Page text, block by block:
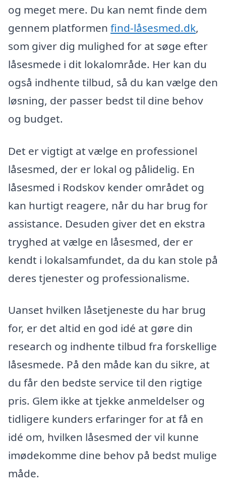
og meget mere. Du kan nemt finde dem
gennem platformen find-låsesmed.dk,
som giver dig mulighed for at søge efter
låsesmede i dit lokalområde. Her kan du
også indhente tilbud, så du kan vælge den
løsning, der passer bedst til dine behov
og budget.
Det er vigtigt at vælge en professionel
låsesmed, der er lokal og pålidelig. En
låsesmed i Rodskov kender området og
kan hurtigt reagere, når du har brug for
assistance. Desuden giver det en ekstra
tryghed at vælge en låsesmed, der er
kendt i lokalsamfundet, da du kan stole på
deres tjenester og professionalisme.
Uanset hvilken låsetjeneste du har brug
for, er det altid en god idé at gøre din
research og indhente tilbud fra forskellige
låsesmede. På den måde kan du sikre, at
du får den bedste service til den rigtige
pris. Glem ikke at tjekke anmeldelser og
tidligere kunders erfaringer for at få en
idé om, hvilken låsesmed der vil kunne
imødekomme dine behov på bedst mulige
måde.